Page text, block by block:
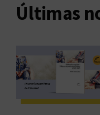
l
o
d
n
Últimas